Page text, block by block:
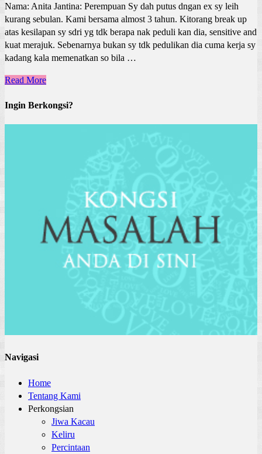
Nama: Anita Jantina: Perempuan Sy dah putus dngan ex sy leih
kurang sebulan. Kami bersama almost 3 tahun. Kitorang break up
atas kesilapan sy sdri yg tdk berapa nak peduli kan dia, sensitive and
kuat merajuk. Sebenarnya bukan sy tdk pedulikan dia cuma kerja sy
kadang kala memenatkan so bila …
Read More
Ingin Berkongsi?
Navigasi
Home
Tentang Kami
Perkongsian
Jiwa Kacau
Keliru
Percintaan